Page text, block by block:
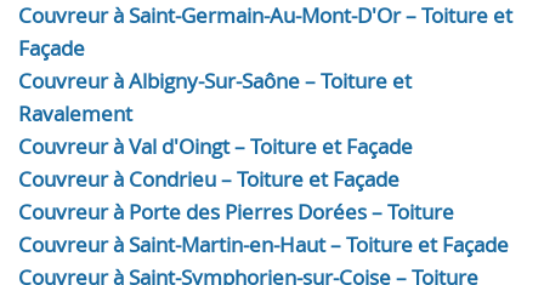
Couvreur à Saint-Germain-Au-Mont-D'Or – Toiture et
Façade
Couvreur à Albigny-Sur-Saône – Toiture et
Ravalement
Couvreur à Val d'Oingt – Toiture et Façade
Couvreur à Condrieu – Toiture et Façade
Couvreur à Porte des Pierres Dorées – Toiture
Couvreur à Saint-Martin-en-Haut – Toiture et Façade
Couvreur à Saint-Symphorien-sur-Coise – Toiture